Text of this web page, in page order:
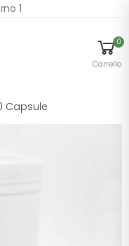
1
0
Carrello
Capsule